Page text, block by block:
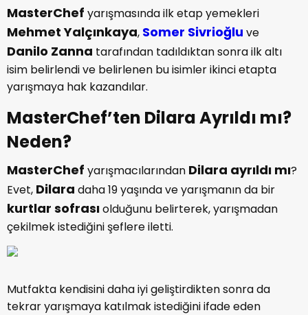
MasterChef yarışmasında ilk etap yemekleri
Mehmet Yalçınkaya, Somer Sivrioğlu ve
Danilo Zanna tarafından tadıldıktan sonra ilk altı
isim belirlendi ve belirlenen bu isimler ikinci etapta
yarışmaya hak kazandılar.
MasterChef’ten Dilara Ayrıldı mı?
Neden?
MasterChef yarışmacılarından Dilara ayrıldı mı?
Evet, Dilara daha 19 yaşında ve yarışmanın da bir
kurtlar sofrasıolduğunu belirterek, yarışmadan
çekilmek istediğini şeflere iletti.
Mutfakta kendisini daha iyi geliştirdikten sonra da
tekrar yarışmaya katılmak istediğini ifade eden